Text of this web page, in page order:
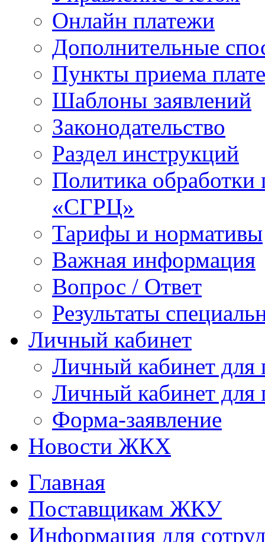
Онлайн платежи
Дополнительные
Пункты приема
Шаблоны заявлений
Законодательство
Раздел инструкций
Политика
«СГРЦ»
Тарифы и нормативы
Важная информация
Вопрос / Ответ
Результаты
Личный кабинет
Личный кабинет
Личный кабинет
Форма-заявление
Новости ЖКХ
Главная
Поставщикам ЖКУ
Информация для